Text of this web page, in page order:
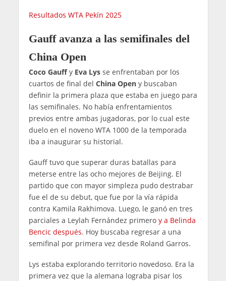
Resultados WTA Pekín 2025
Gauff avanza a las semifinales del
China Open
Coco Gauffy Eva Lysse enfrentaban por los
cuartos de final del China Openy buscaban
definir la primera plaza que estaba en juego para
las semifinales. No había enfrentamientos
previos entre ambas jugadoras, por lo cual este
duelo en el noveno WTA 1000 de la temporada
iba a inaugurar su historial.
Gauff tuvo que superar duras batallas para
meterse entre las ocho mejores de Beijing. El
partido que con mayor simpleza pudo destrabar
fue el de su debut, que fue por la vía rápida
contra Kamila Rakhimova. Luego, le ganó en tres
parciales a Leylah Fernández primero y a Belinda
Bencic después. Hoy buscaba regresar a una
semifinal por primera vez desde Roland Garros.
Lys estaba explorando territorio novedoso. Era la
primera vez que la alemana lograba pisar los